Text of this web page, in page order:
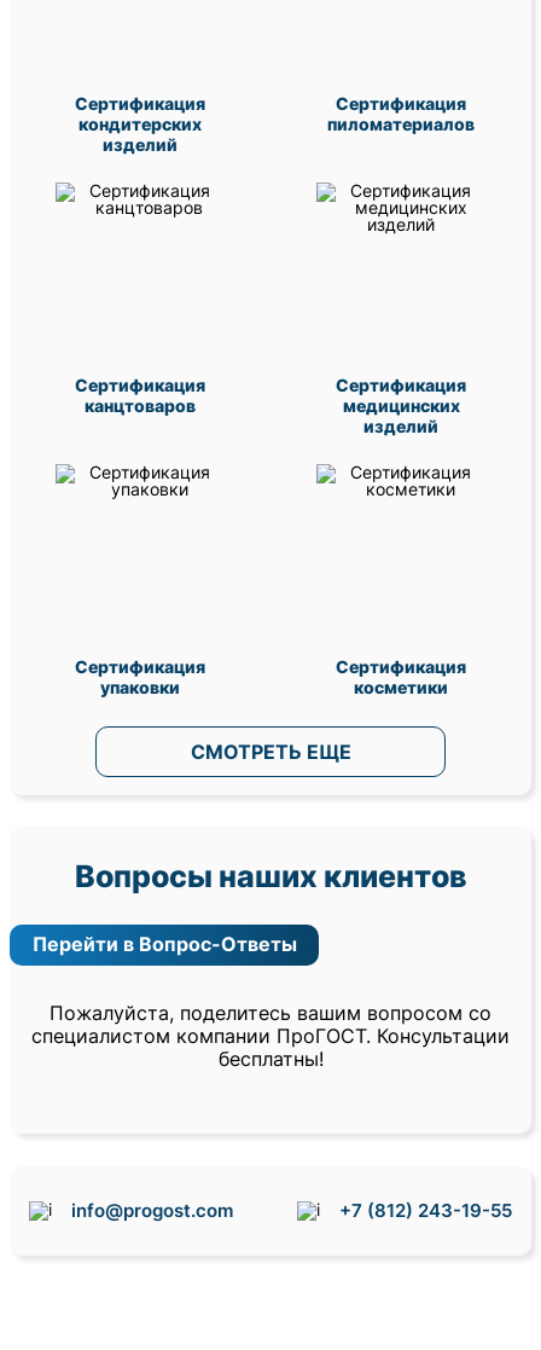
Сертификация
кондитерских
изделий
Сертификация
пиломатериалов
Сертификация
канцтоваров
Сертификация
медицинских
изделий
Сертификация
упаковки
Сертификация
косметики
СМОТРЕТЬ ЕЩЕ
Вопросы наших клиентов
Перейти в Вопрос-Ответы
Пожалуйста, поделитесь вашим вопросом со
специалистом компании ПроГОСТ. Консультации
бесплатны!
info@progost.com +7 (812) 243-19-55